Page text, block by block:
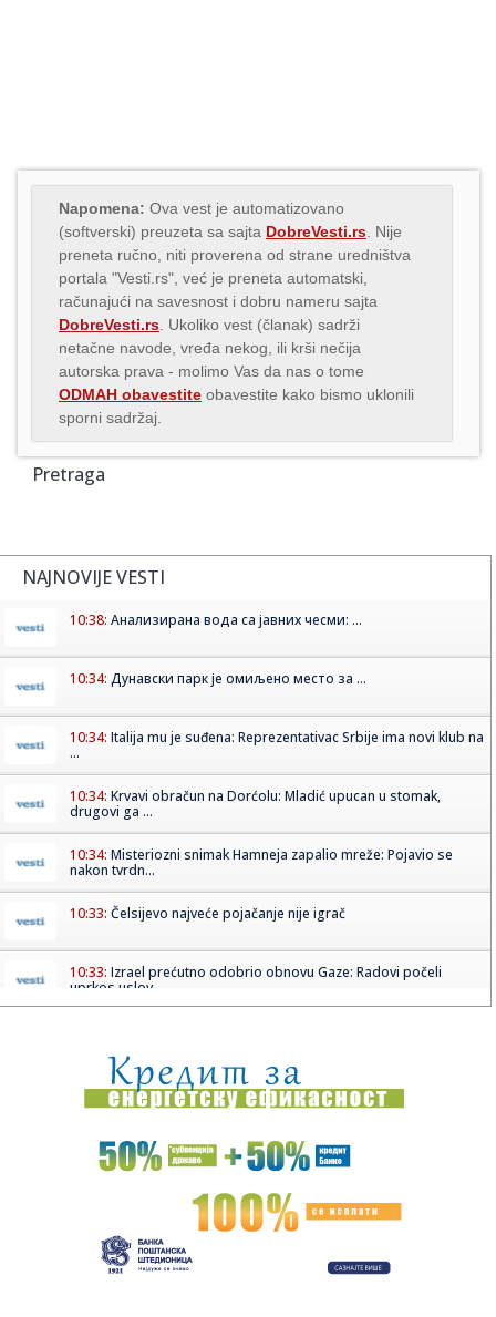
Napomena: Ova vest je automatizovano
(softverski) preuzeta sa sajta DobreVesti.rs . Nije
preneta ručno, niti proverena od strane uredništva
portala "Vesti.rs", već je preneta automatski,
računajući na savesnost i dobru nameru sajta
DobreVesti.rs . Ukoliko vest (članak) sadrži
netačne navode, vređa nekog, ili krši nečija
autorska prava - molimo Vas da nas o tome
ODMAH obavestite obavestite kako bismo uklonili
sporni sadržaj.
Pretraga
NAJNOVIJE VESTI
10:38: Анализирана вода са јавних чесми: ...
10:34: Дунавски парк је омиљено место за ...
10:34: Italija mu je suđena: Reprezentativac Srbije ima novi klub na
...
10:34: Krvavi obračun na Dorćolu: Mladić upucan u stomak,
drugovi ga ...
10:34: Misteriozni snimak Hamneja zapalio mreže: Pojavio se
nakon tvrdn...
10:33: Čelsijevo najveće pojačanje nije igrač
10:33: Izrael prećutno odobrio obnovu Gaze: Radovi počeli
uprkos uslov...
10:31:U Srbiji požari na pet lokacija, najizazovnije u Deliblatskoj
pe...
10:30:Romantizujemo leto do kraja, a ovi komadi su kao stvoreni
za avgu...
Oko 1.500 ljudi posjetilo džez festival na Zelenkovcu
10:26:'Građanska smrt': Kremlj državljanstvo koristi kao oružje